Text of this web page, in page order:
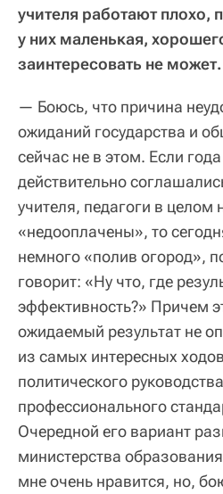
учителя работают плохо,
у них маленькая,
заинтересовать не может.
— Боюсь, что причина
ожиданий государства и
сейчас не в этом. Если
действительно
учителя, педагоги в целом
«недооплачены», то
немного «полив огород»,
говорит: «Ну что, где
эффективность?» Причем
ожидаемый результат не
из самых интересных
политического
профессионального
Очередной его вариант
министерства
мне очень нравится, но,